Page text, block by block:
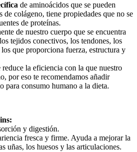
de aminoácidos que se pueden
de colágeno, tiene propiedades que no se
de proteínas.
de nuestro cuerpo que se encuentra
tejidos conectivos, los tendones, los
que proporciona fuerza, estructura y
reduce la eficiencia con la que nuestro
por eso te recomendamos añadir
para consumo humano a la dieta.
y digestión.
fresca y firme. Ayuda a mejorar la
uñas, los huesos y las articulaciones.